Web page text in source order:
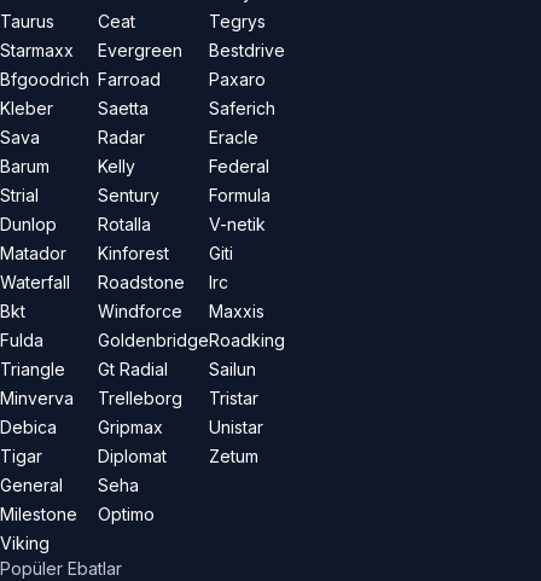
Taurus
Starmaxx
Bfgoodrich
Kleber
Sava
Barum
Strial
Dunlop
Matador
Waterfall
Bkt
Fulda
Triangle
Minverva
Debica
Tigar
General
Milestone
Viking
Ceat
Evergreen
Farroad
Saetta
Radar
Kelly
Sentury
Rotalla
Kinforest
Roadstone
Windforce
Goldenbridge
Gt Radial
Trelleborg
Gripmax
Diplomat
Seha
Optimo
Tegrys
Bestdrive
Paxaro
Saferich
Eracle
Federal
Formula
V-netik
Giti
Irc
Maxxis
Roadking
Sailun
Tristar
Unistar
Zetum
Popüler Ebatlar